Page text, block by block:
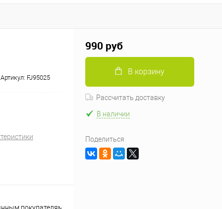
Артикул: FJ95025
990 руб
В корзину
Рассчитать доставку
В наличии
Поделиться